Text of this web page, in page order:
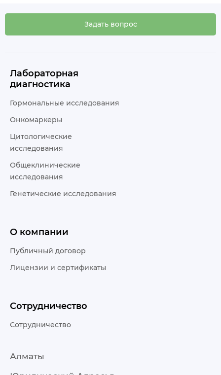
Задать вопрос
Лабораторная
диагностика
Гормональные исследования
Онкомаркеры
Цитологические
исследования
Общеклинические
исследования
Генетические исследования
О компании
Публичный договор
Лицензии и сертификаты
Сотрудничество
Сотрудничество
Алматы